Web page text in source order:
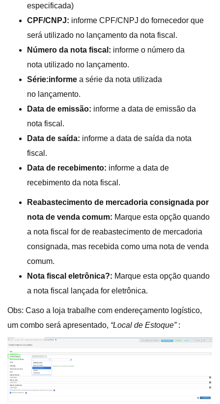
especificada)
CPF/CNPJ: informe CPF/CNPJ do fornecedor que
será utilizado no lançamento da nota fiscal.
Número da nota fiscal: informe o número da
nota utilizado no lançamento.
Série:informe a série da nota utilizada
no lançamento.
Data de emissão: informe a data de emissão da
nota fiscal.
Data de saída: informe a data de saída da nota
fiscal.
Data de recebimento: informe a data de
recebimento da nota fiscal.
Reabastecimento de mercadoria consignada por
nota de venda comum: Marque esta opção quando
a nota fiscal for de reabastecimento de mercadoria
consignada, mas recebida como uma nota de venda
comum.
Nota fiscal eletrônica?: Marque esta opção quando
a nota fiscal lançada for eletrônica.
Obs: Caso a loja trabalhe com endereçamento logístico,
um combo será apresentado, “Local de Estoque”: